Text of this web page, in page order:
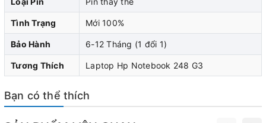
Pin laptop HP đóng vai trò quan trọng trong việc cung
cấp năng lượng cho laptop hp của bạn. Khi pin laptop
hp của bạn bắt đầu cho thấy dấu hiệu yếu đi, pin chai,
nhanh hết pin, sạc không vào pin, pin bị phù biến dạng...
làm cong vênh phần vỏ của máy, thì bạn nên nghĩ
Tình Trạng Mới 100%
Bảo Hành 6-12 Tháng (1 đổi 1)
Tương Thích Laptop Hp Notebook 248 G3
Bạn có thể thích